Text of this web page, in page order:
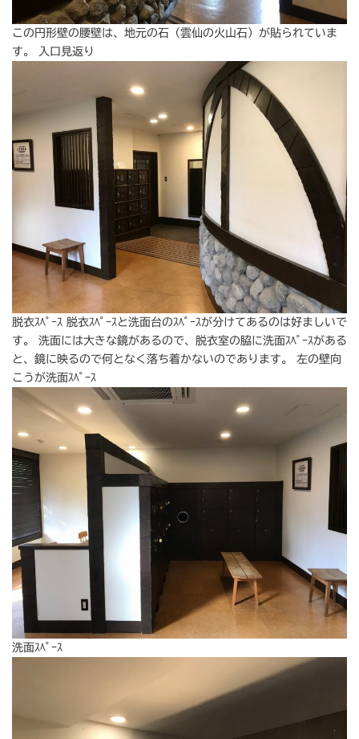
この円形壁の腰壁は、地元の石（雲仙の火山石）が貼られていま
す。 入口見返り
脱衣ｽﾍﾟｰｽ 脱衣ｽﾍﾟｰｽと洗面台のｽﾍﾟｰｽが分けてあるのは好ましいで
す。 洗面には大きな鏡があるので、脱衣室の脇に洗面ｽﾍﾟｰｽがある
と、鏡に映るので何となく落ち着かないのであります。 左の壁向
こうが洗面ｽﾍﾟｰｽ
洗面ｽﾍﾟｰｽ